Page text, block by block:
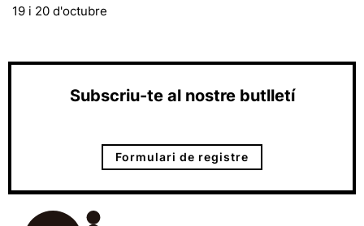
19 i 20 d'octubre
Subscriu-te al nostre butlletí
Formulari de registre